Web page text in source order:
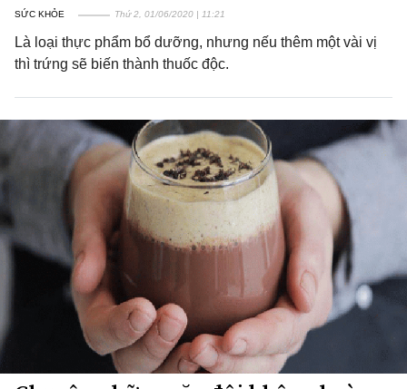
SỨC KHỎE Thứ 2, 01/06/2020 | 11:21
Là loại thực phẩm bổ dưỡng, nhưng nếu thêm một vài vị
thì trứng sẽ biến thành thuốc độc.